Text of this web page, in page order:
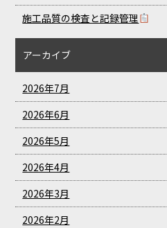
施工品質の検査と記録管理
アーカイブ
2026年7月
2026年6月
2026年5月
2026年4月
2026年3月
2026年2月